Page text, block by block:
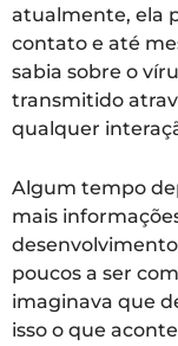
atualmente, ela
contato e até
sabia sobre o
transmitido
qualquer
Algum tempo
mais
poucos a ser
imaginava que
isso o que